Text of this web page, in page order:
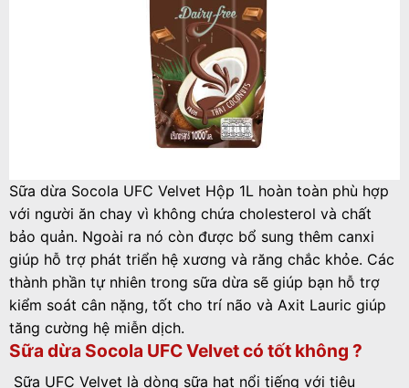
Sữa dừa Socola UFC Velvet Hộp 1L hoàn toàn phù hợp
với người ăn chay vì không chứa cholesterol và chất
bảo quản. Ngoài ra nó còn được bổ sung thêm canxi
giúp hỗ trợ phát triển hệ xương và răng chắc khỏe. Các
thành phần tự nhiên trong sữa dừa sẽ giúp bạn hỗ trợ
kiểm soát cân nặng, tốt cho trí não và Axit Lauric giúp
tăng cường hệ miễn dịch.
Sữa dừa Socola UFC Velvet có tốt không ?
Sữa UFC Velvet là dòng sữa hạt nổi tiếng với tiêu